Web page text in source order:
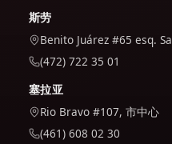
斯劳
Benito Juárez #65 esq.
(472) 722 35 01
塞拉亚
Rio Bravo #107, 市中心
(461) 608 02 30